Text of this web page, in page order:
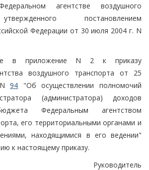
агентстве воздушного
постановлением
Федерации от 30 июля 2004 г. N
в приложение N 2 к приказу
воздушного транспорта от 25
N94 "Об осуществлении полномочий
(администратора) доходов
Федеральным агентством
его территориальными органами и
находящимися в его ведении"
к настоящему приказу.
Руководитель